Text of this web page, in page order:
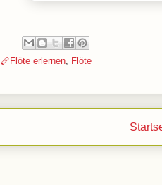
🪈Flöte erlernen Flöte